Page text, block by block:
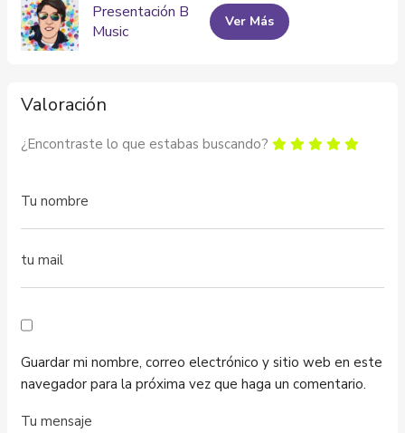
Presentación B
Music
Ver Más
Valoración
¿Encontraste lo que estabas buscando?
Guardar mi nombre, correo electrónico y sitio web en este
navegador para la próxima vez que haga un comentario.